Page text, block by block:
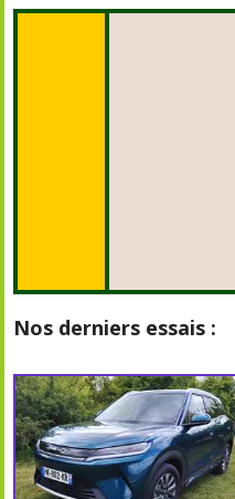
Nos derniers essais :